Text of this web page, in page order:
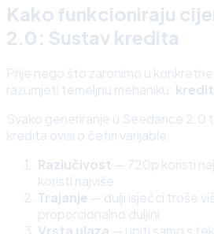
Kako funkcioniraju
2.0: Sustav kredita
Prije nego što zaronimo u
razumjeti temeljnu mehaniku:
Svako generiranje u Seedance 2.0
kredita ovisi o četiri varijable:
Razlučivost — 720p koristi
koristi najviše
Trajanje — dulji isječci troše
proporcionalno duljini
Vrsta ulaza — upiti samo s